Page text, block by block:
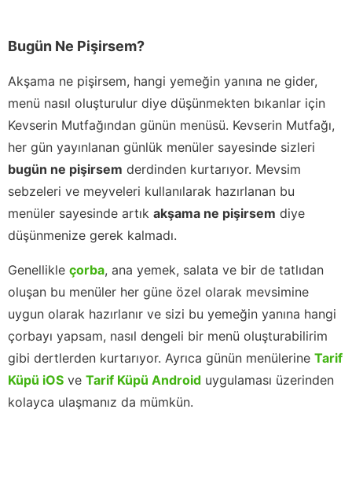
Bugün Ne Pişirsem?
Akşama ne pişirsem, hangi yemeğin yanına ne gider,
menü nasıl oluşturulur diye düşünmekten bıkanlar için
Kevserin Mutfağından günün menüsü. Kevserin Mutfağı,
her gün yayınlanan günlük menüler sayesinde sizleri
bugün ne pişirsem derdinden kurtarıyor. Mevsim
sebzeleri ve meyveleri kullanılarak hazırlanan bu
menüler sayesinde artık akşama ne pişirsem diye
düşünmenize gerek kalmadı.
Genellikle çorba, ana yemek, salata ve bir de tatlıdan
oluşan bu menüler her güne özel olarak mevsimine
uygun olarak hazırlanır ve sizi bu yemeğin yanına hangi
çorbayı yapsam, nasıl dengeli bir menü oluşturabilirim
gibi dertlerden kurtarıyor. Ayrıca günün menülerine Tarif
Küpü iOS ve Tarif Küpü Android uygulaması üzerinden
kolayca ulaşmanız da mümkün.